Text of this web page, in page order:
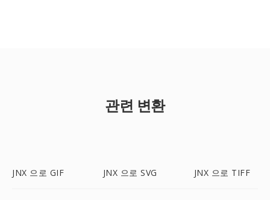
관련 변환
JNX 으로 GIF JNX 으로 SVG JNX 으로 TIFF